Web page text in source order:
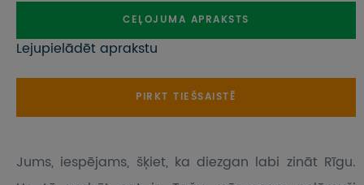
CEĻOJUMA APRAKSTS
Lejupielādēt aprakstu
PIRKT TIEŠSAISTĒ
Jums, iespējams, šķiet, ka diezgan labi zināt Rīgu.